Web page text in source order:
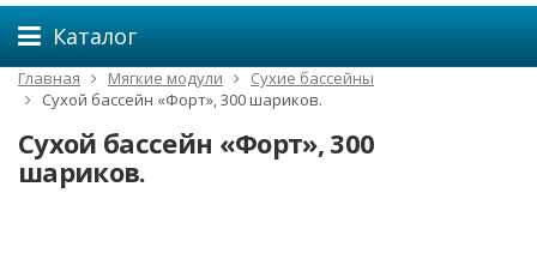
Каталог
Главная Мягкие модули
Сухие бассейны
Сухой бассейн «Форт», 300 шариков.
Сухой бассейн «Форт», 300
шариков.